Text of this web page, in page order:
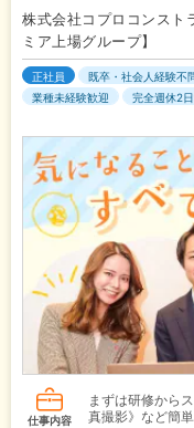
株式会社コプロコンスト
ミア上場グループ】
正社員 既卒・社会人経験不
業種未経験歓迎
完全週休2
仕事内容
まずは研修から
真撮影》など簡